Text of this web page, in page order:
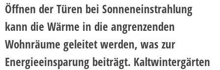
Öffnen der Türen bei Sonneneinstrahlung
kann die Wärme in die angrenzenden
Wohnräume geleitet werden, was zur
Energieeinsparung beiträgt. Kaltwintergärten